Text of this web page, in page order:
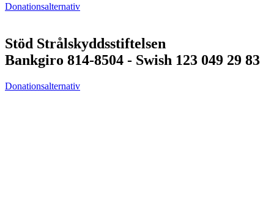
Donationsalternativ
Stöd Strålskyddsstiftelsen
Bankgiro 814-8504 - Swish 123 049 29 83
Donationsalternativ